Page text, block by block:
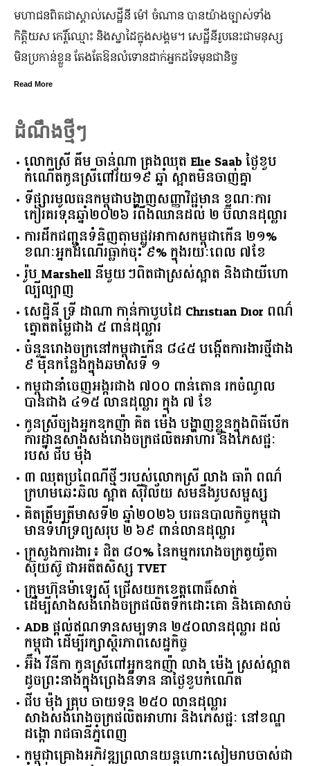
មហាជន​ពិតជា​ស្គាល់​សេដ្ឋី​នី ម៉ៅ ចំណាន បាន​យ៉ាង​ច្បាស់​ទាំង​
កិត្តិយស កេរ្តិ៍ឈ្មោះ និង​ស្នាដៃ​ក្នុង​សង្គម។ សេដ្ឋី​នី​រូប​នេះ​ជា​មនុស្ស​
មិន​ប្រកាន់​ខ្លួន តែងតែ​ឱនលំទោន​ដាក់​អ្នក​ដទៃ​មុន​ជានិច្ច
Read More
ដំណឹងថ្មីៗ
លោកស្រី គឹម ចាន់ណា គ្រងឈុត Elie Saab ថ្ងៃខួប
កំណើតកូនស្រីពៅវ័យ១៩ ឆ្នាំ ស្អាតមិនចាញ់គ្នា
ទីផ្សារ​មូលធន​កម្ពុជា​បង្ហាញ​សញ្ញា​វិជ្ជមាន​ ​ខណៈ​ការ​
កៀរគរ​ទុន​ឆ្នាំ​២០២៦​ ​រំពឹង​ឈានដល់​ ​២​ ​ប៊ីលាន​ដុល្លារ​
ការដឹកជញ្ជូនទំនិញតាមផ្លូវអាកាសកម្ពុជាកើន ២១%
ខណៈអ្នកដំណើរធ្លាក់ចុះ ៩% ក្នុងរយៈពេល ៧ខែ
រ៉ូប Marshell នីមួយៗពិតជាស្រស់ស្អាត និងជាយីហោ
ល្បីល្បាញ
សេដ្ឋិនី ទ្រី ដាណា កាន់កាបូបដៃ Christian Dior ពណ៌
ត្នោតតម្លៃជាង ៥ ពាន់ដុល្លារ
ចំនួន​រោងចក្រ​នៅ​កម្ពុជា​កើន​ ​៨៤៥​ ​បង្កើត​ការងារ​ថ្មី​ជាង​
​៩​ ​ម៉ឺន​កន្លែង​ក្នុង​ឆមាស​ទី ​១​
កម្ពុជានាំចេញអង្ករជាង ៧០០ ពាន់តោន រកចំណូល
បានជាង ៤១៥ លានដុល្លារ ក្នុង ៧ ខែ
កូនស្រីច្បងអ្នកឧកញ៉ា គិត ម៉េង បង្ហាញខ្លួនក្នុងពិធីបើក
ការដ្ឋានសាងសង់រោងចក្រផលិតអាហារ និងភេសជ្ជៈ
របស់ ជីប ម៉ុង
៣ ឈុតប្រពៃណីថ្មីៗរបស់លោកស្រី លាង ធារ៉ា ពណ៌
ក្រហមឆេះឆិល ស្អាត ​ស៊ីវិល័យ សមនឹងរូបសម្ផស្ស
គិត​ត្រឹមត្រីមាស​ទី​២​ ​ឆ្នាំ​២០២៦​ បរធន​បាលកិច្ច​កម្ពុជា​ ​
មាន​ទំហំ​ទ្រព្យ​សរុប​ ​២.៦៩​ ​ពាន់លាន​ដុល្លារ​
ក្រសួង​ការងារ​៖ ​ជិត​ ​៨០​% ​នៃ​កម្មករ​រោងចក្រ​តូយ៉ូតា ​
ស៊ុយ​ស៊ូ ​ជា​អតីត​សិស្ស​ ​TVET​
ក្រុមហ៊ុន​ម៉ាឡេស៊ី ជ្រើសយកខេត្ដពោធិ៍សាត់
ដើម្បីសាងសង់រោងចក្រផលិតទឹកដោះគោ និងគោសាច់
ADB ផ្តល់ឥណទានសម្បទាន ២៥០លានដុល្លារ ដល់
កម្ពុជា ដើម្បីរក្សាស្ថិរភាពសេដ្ឋកិច្ច
អ៊ឹង វីនីកា កូនស្រីពៅអ្នកឧកញ៉ា លាង ម៉េង ស្រស់ស្អាត
ដូចព្រះនាងក្នុងព្រេងនិទាន នាថ្ងៃខួបកំណើត
ជីប ម៉ុង គ្រុប ចាយទុន ២៥០ លានដុល្លារ
សាងសង់រោងចក្រផលិតអាហារ និងភេសជ្ជៈ នៅខណ្ឌ
ដង្កោ រាជធានីភ្នំពេញ
កម្ពុជា​គ្រោង​អភិវឌ្ឍ​ព្រលានយន្តហោះ​សៀមរាប​ចាស់​ជា​